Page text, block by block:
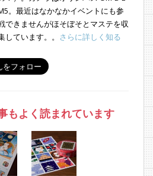
。最近はなかなかイベントにも参
できませんがほそぼそとマステを収
しています。。 さらに詳しく知る
もよく読まれています